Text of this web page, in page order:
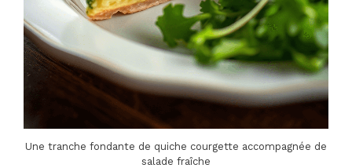
Une tranche fondante de quiche courgette accompagnée de
salade fraîche